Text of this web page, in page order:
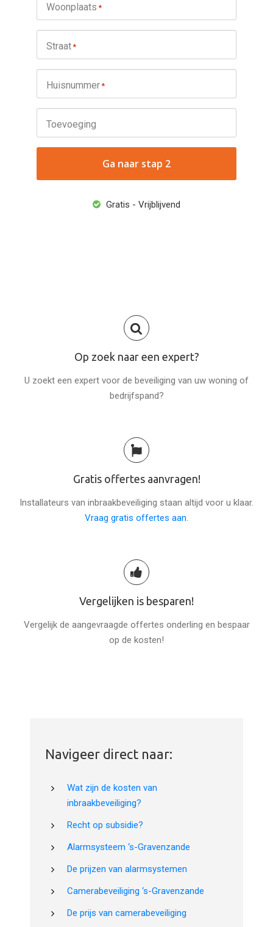
Woonplaats *
Straat*
Huisnummer*
Toevoeging
Ga naar stap 2
Gratis - Vrijblijvend
Op zoek naar een expert?
U zoekt een expert voor de beveiliging van uw woning of
bedrijfspand?
Gratis offertes aanvragen!
Installateurs van inbraakbeveiliging staan altijd voor u klaar.
Vraag gratis offertes aan.
Vergelijken is besparen!
Vergelijk de aangevraagde offertes onderling en bespaar
op de kosten!
Navigeer direct naar:
Wat zijn de kosten van
inbraakbeveiliging?
Recht op subsidie?
Alarmsysteem ‘s-Gravenzande
De prijzen van alarmsystemen
Camerabeveiliging ‘s-Gravenzande
De prijs van camerabeveiliging